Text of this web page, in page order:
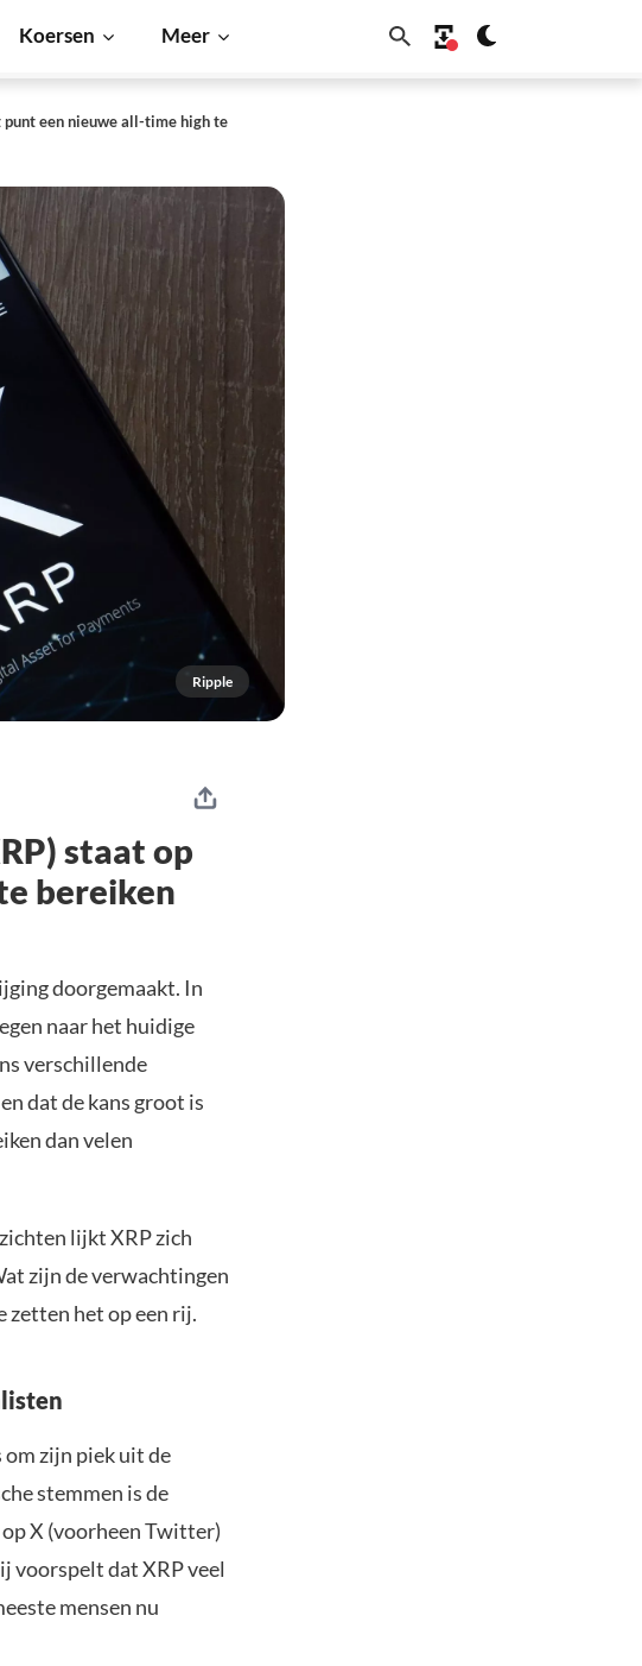
Koersen Meer
een nieuwe all-time high te
Ripple
staat op
bereiken
doorgemaakt. In
naar het huidige
verschillende
dat de kans groot is
dan velen
lijkt XRP zich
zijn de verwachtingen
zetten het op een rij.
zijn piek uit de
stemmen is de
X (voorheen Twitter)
voorspelt dat XRP veel
mensen nu